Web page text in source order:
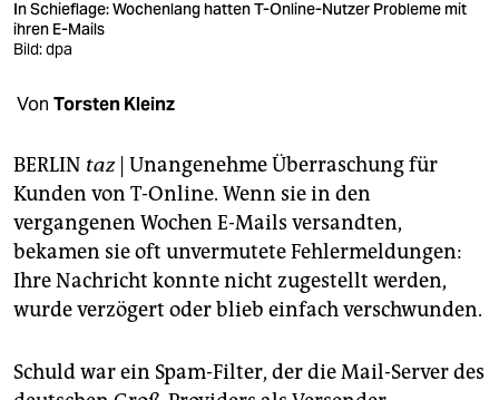
veranstaltungen
shop
fragen & hilfe
abo
genossenschaft
epaper login
In Schieflage: Wochenlang hatten T-Online-Nutzer Probleme mit
ihren E-Mails
Bild: dpa
Von Torsten Kleinz
BERLIN taz| Unangenehme Überraschung für
Kunden von T-Online. Wenn sie in den
vergangenen Wochen E-Mails versandten,
bekamen sie oft unvermutete Fehlermeldungen:
Ihre Nachricht konnte nicht zugestellt werden,
wurde verzögert oder blieb einfach verschwunden.
Schuld war ein Spam-Filter, der die Mail-Server des